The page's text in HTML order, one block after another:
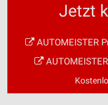
Jetzt
AUTOMEISTER